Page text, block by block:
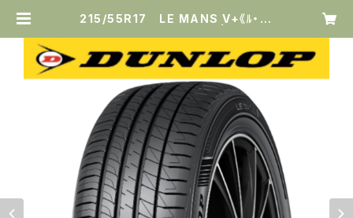
215/55R17 LE MANS V+《ﾙ・ﾏﾝ